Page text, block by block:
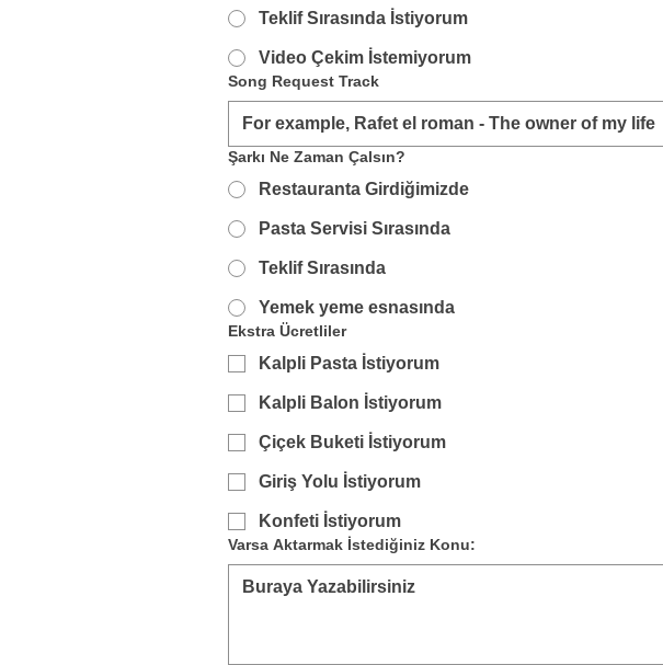
Teklif Sırasında İstiyorum
Video Çekim İstemiyorum
Song Request Track
Şarkı Ne Zaman Çalsın?
Restauranta Girdiğimizde
Pasta Servisi Sırasında
Teklif Sırasında
Yemek yeme esnasında
Ekstra Ücretliler
Kalpli Pasta İstiyorum
Kalpli Balon İstiyorum
Çiçek Buketi İstiyorum
Giriş Yolu İstiyorum
Konfeti İstiyorum
Varsa Aktarmak İstediğiniz Konu: